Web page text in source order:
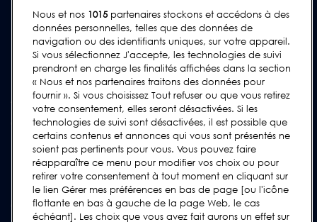
Barrettes Tests
Formation
Mises à Niveau
Location et prêt
ASSISTANCE
Contactez-Nous
Demande d'assistance
Manuels de l'utilisateur
Guides de l'industrie agroalimentaire
Nous et nos 1015partenaires stockons et accédons à des
données personnelles, telles que des données de
navigation ou des identifiants uniques, sur votre appareil.
Si vous sélectionnez J'accepte, les technologies de suivi
prendront en charge les finalités affichées dans la section
« Nous et nos partenaires traitons des données pour
fournir ». Si vous choisissez Tout refuser ou que vous retirez
votre consentement, elles seront désactivées. Si les
technologies de suivi sont désactivées, il est possible que
certains contenus et annonces qui vous sont présentés ne
soient pas pertinents pour vous. Vous pouvez faire
réapparaître ce menu pour modifier vos choix ou pour
retirer votre consentement à tout moment en cliquant sur
le lien Gérer mes préférences en bas de page [ou l'icône
flottante en bas à gauche de la page Web, le cas
échéant]. Les choix que vous avez fait aurons un effet sur